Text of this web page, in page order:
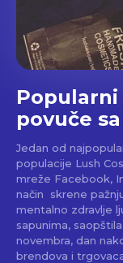
povuče
Jedan od
populacije Lush
mreže Facebook,
način skrene
mentalno zdravlje ljudi. Kompanija poznata
sapunima,
novembra, dan
brendova i